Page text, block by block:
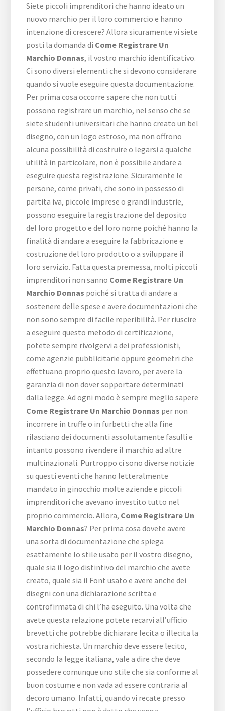
Siete piccoli imprenditori che hanno ideato un
nuovo marchio per il loro commercio e hanno
intenzione di crescere? Allora sicuramente vi siete
posti la domanda di Come Registrare Un
Marchio Donnas, il vostro marchio identificativo.
Ci sono diversi elementi che si devono considerare
quando si vuole eseguire questa documentazione.
Per prima cosa occorre sapere che non tutti
possono registrare un marchio, nel senso che se
siete studenti universitari che hanno creato un bel
disegno, con un logo estroso, ma non offrono
alcuna possibilità di costruire o legarsi a qualche
utilità in particolare, non è possibile andare a
eseguire questa registrazione. Sicuramente le
persone, come privati, che sono in possesso di
partita iva, piccole imprese o grandi industrie,
possono eseguire la registrazione del deposito
del loro progetto e del loro nome poiché hanno la
finalità di andare a eseguire la fabbricazione e
costruzione del loro prodotto o a sviluppare il
loro servizio. Fatta questa premessa, molti piccoli
imprenditori non sanno Come Registrare Un
Marchio Donnas poiché si tratta di andare a
sostenere delle spese e avere documentazioni che
non sono sempre di facile reperibilità. Per riuscire
a eseguire questo metodo di certificazione,
potete sempre rivolgervi a dei professionisti,
come agenzie pubblicitarie oppure geometri che
effettuano proprio questo lavoro, per avere la
garanzia di non dover sopportare determinati
dalla legge. Ad ogni modo è sempre meglio sapere
Come Registrare Un Marchio Donnas per non
incorrere in truffe o in furbetti che alla fine
rilasciano dei documenti assolutamente fasulli e
intanto possono rivendere il marchio ad altre
multinazionali. Purtroppo ci sono diverse notizie
su questi eventi che hanno letteralmente
mandato in ginocchio molte aziende e piccoli
imprenditori che avevano investito tutto nel
proprio commercio. Allora, Come Registrare Un
Marchio Donnas? Per prima cosa dovete avere
una sorta di documentazione che spiega
esattamente lo stile usato per il vostro disegno,
quale sia il logo distintivo del marchio che avete
creato, quale sia il Font usato e avere anche dei
disegni con una dichiarazione scritta e
controfirmata di chi l’ha eseguito. Una volta che
avete questa relazione potete recarvi all’ufficio
brevetti che potrebbe dichiarare lecita o illecita la
vostra richiesta. Un marchio deve essere lecito,
secondo la legge italiana, vale a dire che deve
possedere comunque uno stile che sia conforme al
buon costume e non vada ad essere contraria al
decoro umano. Infatti, quando vi recate presso